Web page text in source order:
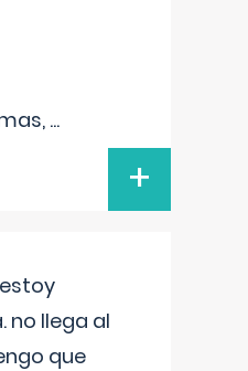
...
+
no llega al
que